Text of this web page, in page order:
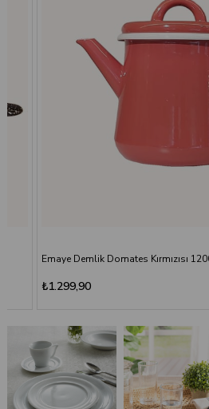
Emaye Demlik Domates Kırmızısı
₺1.299,90